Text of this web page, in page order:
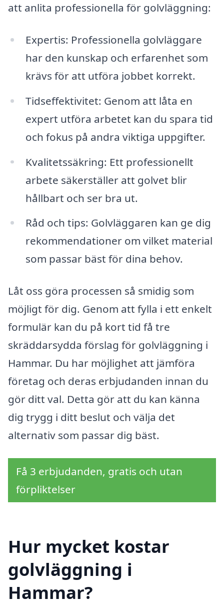
att anlita professionella för golvläggning:
Expertis: Professionella golvläggare
har den kunskap och erfarenhet som
krävs för att utföra jobbet korrekt.
Tidseffektivitet: Genom att låta en
expert utföra arbetet kan du spara tid
och fokus på andra viktiga uppgifter.
Kvalitetssäkring: Ett professionellt
arbete säkerställer att golvet blir
hållbart och ser bra ut.
Råd och tips: Golvläggaren kan ge dig
rekommendationer om vilket material
som passar bäst för dina behov.
Låt oss göra processen så smidig som
möjligt för dig. Genom att fylla i ett enkelt
formulär kan du på kort tid få tre
skräddarsydda förslag för golvläggning i
Hammar. Du har möjlighet att jämföra
företag och deras erbjudanden innan du
gör ditt val. Detta gör att du kan känna
dig trygg i ditt beslut och välja det
alternativ som passar dig bäst.
Få 3 erbjudanden, gratis och utan
förpliktelser
Hur mycket kostar
golvläggning i
Hammar?